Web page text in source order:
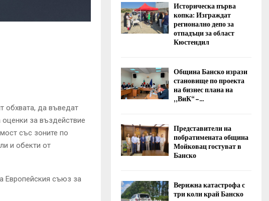
обхвата, да въведат
за въздействие
със зоните по
и обекти от
Европейския съюз за
Историческа първа
копка: Изграждат
регионално депо за
отпадъци за област
Кюстендил
Община Банско изрази
становище по проекта
на бизнес плана на
„ВиК“ –...
Представители на
побратимената община
Мойковац гостуват в
Банско
Верижна катастрофа с
три коли край Банско